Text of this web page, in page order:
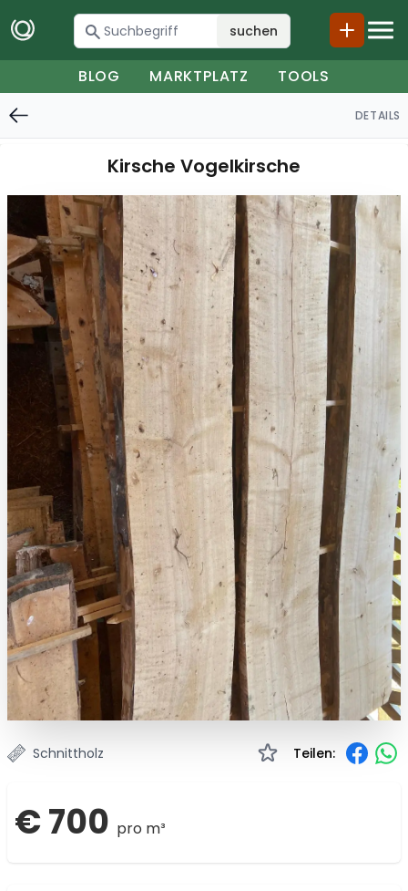
suchen
BLOG MARKTPLATZ TOOLS
DETAILS
Kirsche Vogelkirsche
Schnittholz Teilen:
€ 700 pro m³